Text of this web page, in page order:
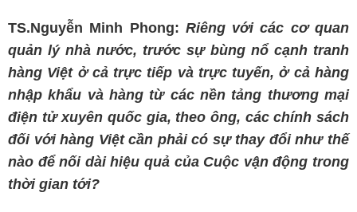
TS.Nguyễn Minh Phong: Riêng với các cơ quan
quản lý nhà nước, trước sự bùng nổ cạnh tranh
hàng Việt ở cả trực tiếp và trực tuyến, ở cả hàng
nhập khẩu và hàng từ các nền tảng thương mại
điện tử xuyên quốc gia, theo ông, các chính sách
đối với hàng Việt cần phải có sự thay đổi như thế
nào để nối dài hiệu quả của Cuộc vận động trong
thời gian tới?